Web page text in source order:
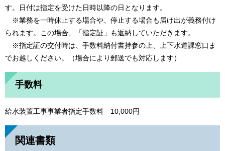
す。日付は指定を受けた日時以降の日となります。
※業務を一時休止する場合や、停止する場合も届け出が義務付け
られます。この場合、「指定証」も返納していただきます。
※指定証の交付時は、手数料納付書持参の上、上下水道課窓口ま
でお越しください。（場合により郵送でも対応します）
手数料
給水装置工事事業者指定手数料 10,000円
関連書類